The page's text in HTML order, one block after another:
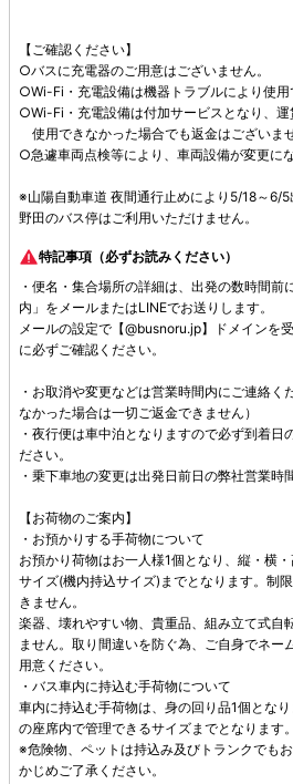
【ご確認ください】
○バスに充電器のご用意はございません。
○Wi-Fi・充電設備は機器トラブルにより使用
○Wi-Fi・充電設備は付加サービスとなり、運
使用できなかった場合でも返金はございま
○急遽車両点検等により、車両設備が変更に
※山陽自動車道 夜間通行止めにより5/18～6/
野田のバス停はご利用いただけません。
特記事項（必ずお読みください）
・便名・集合場所の詳細は、出発の数時間
内」をメールまたはLINEでお送りします。
メールの設定で【@busnoru.jp】ドメインを
に必ずご確認ください。
・お取消や変更などは営業時間内にご連絡
なかった場合は一切ご返金できません）
・夜行便は車中泊となりますので必ず到着日
ださい。
・乗下車地の変更は出発日前日の弊社営業時
【お荷物のご案内】
・お預かりする手荷物について
お預かり荷物はお一人様1個となり、縦・横
サイズ(機内持込サイズ)までとなります。制
きません。
楽器、壊れやすい物、貴重品、組み立て式自
ません。取り間違いを防ぐ為、ご自身でネー
用意ください。
・バス車内に持込む手荷物について
車内に持込む手荷物は、身の回り品1個とな
の座席内で管理できるサイズまでとなります。
※危険物、ペットは持込み及びトランクでも
かじめご了承ください。